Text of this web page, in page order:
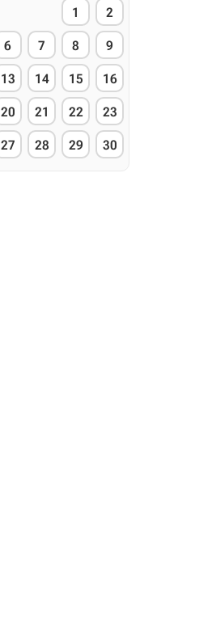
1 2
6 7 8 9
13 14 15 16
20 21 22 23
27 28 29 30